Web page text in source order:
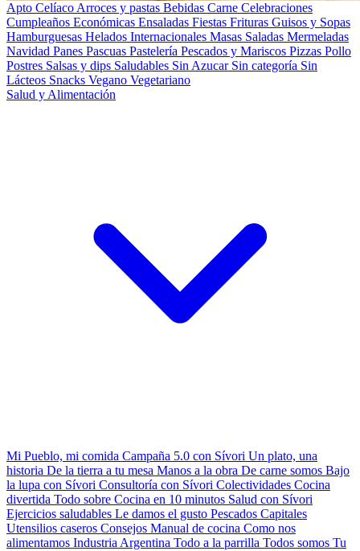
Apto Celíaco Arroces y pastas Bebidas Carne Celebraciones
Cumpleaños Económicas Ensaladas Fiestas Frituras Guisos y Sopas
Hamburguesas Helados Internacionales Masas Saladas Mermeladas
Navidad Panes Pascuas Pastelería Pescados y Mariscos Pizzas Pollo
Postres Salsas y dips Saludables Sin Azucar Sin categoría Sin
Lácteos Snacks Vegano Vegetariano
Salud y Alimentación
Mi Pueblo, mi comida Campaña 5.0 con Sívori Un plato, una
historia De la tierra a tu mesa Manos a la obra De carne somos Bajo
la lupa con Sívori Consultoría con Sívori Colectividades Cocina
divertida Todo sobre Cocina en 10 minutos Salud con Sívori
Ejercicios saludables Le damos el gusto Pescados Capitales
Utensilios caseros Consejos Manual de cocina Como nos
alimentamos Industria Argentina Todo a la parrilla Todos somos Tu